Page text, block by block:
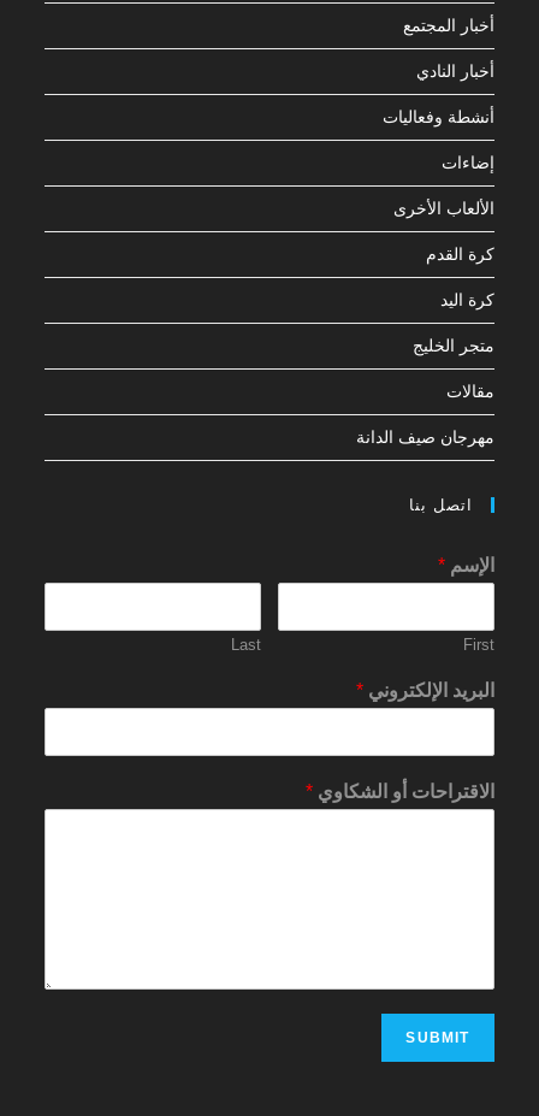
أخبار المجتمع
أخبار النادي
أنشطة وفعاليات
إضاءات
الألعاب الأخرى
كرة القدم
كرة اليد
متجر الخليج
مقالات
مهرجان صيف الدانة
اتصل بنا
الإسم*
First
Last
البريد الإلكتروني*
الاقتراحات أو الشكاوي*
SUBMIT